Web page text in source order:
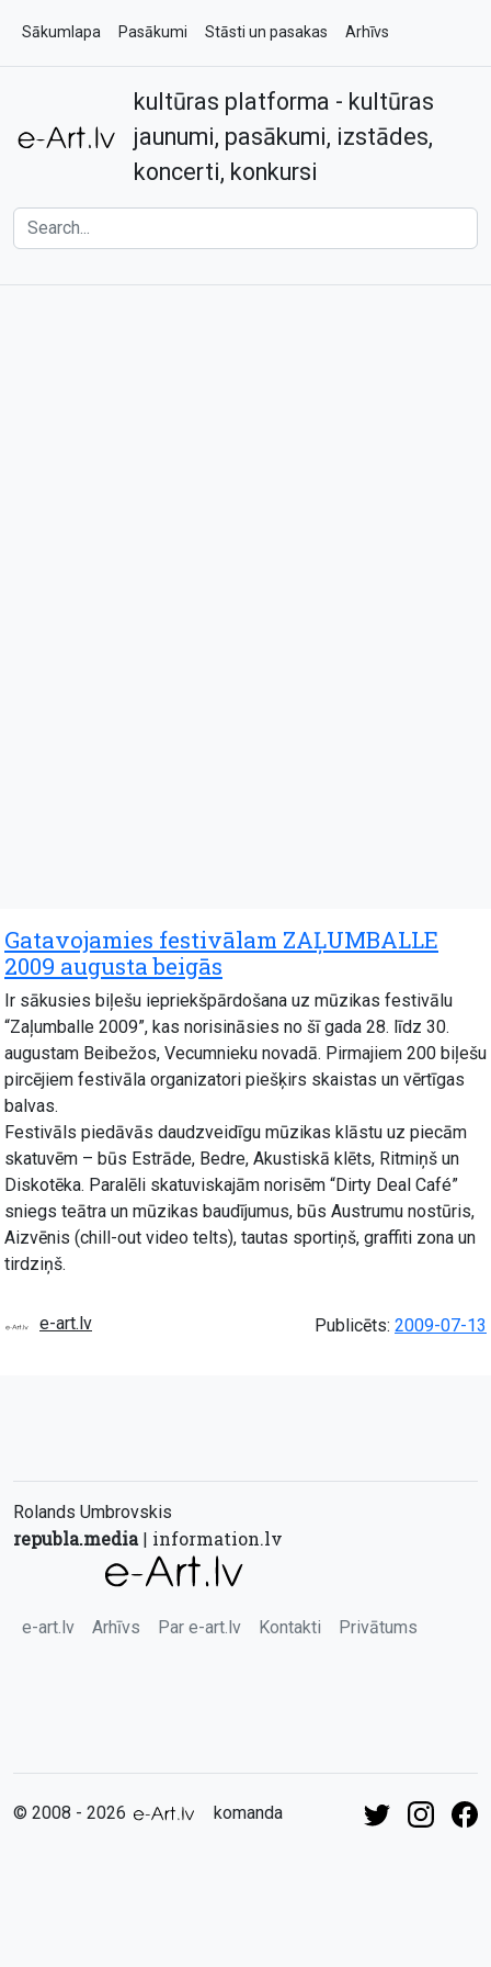
Sākumlapa Pasākumi Stāsti un pasakas Arhīvs
Kontakti
kultūras platforma - kultūras
jaunumi, pasākumi, izstādes,
koncerti, konkursi
Gatavojamies festivālam ZAĻUMBALLE
2009 augusta beigās
Ir sākusies biļešu iepriekšpārdošana uz mūzikas festivālu
“Zaļumballe 2009”, kas norisināsies no šī gada 28. līdz 30.
augustam Beibežos, Vecumnieku novadā. Pirmajiem 200 biļešu
pircējiem festivāla organizatori piešķirs skaistas un vērtīgas
balvas.
Festivāls piedāvās daudzveidīgu mūzikas klāstu uz piecām
skatuvēm – būs Estrāde, Bedre, Akustiskā klēts, Ritmiņš un
Diskotēka. Paralēli skatuviskajām norisēm “Dirty Deal Café”
sniegs teātra un mūzikas baudījumus, būs Austrumu nostūris,
Aizvēnis (chill-out video telts), tautas sportiņš, graffiti zona un
tirdziņš.
e-art.lv Publicēts: 2009-07-13
Rolands Umbrovskis
republa.media| information.lv
e-art.lv Arhīvs Par e-art.lv Kontakti Privātums
© 2008 - 2026 komanda